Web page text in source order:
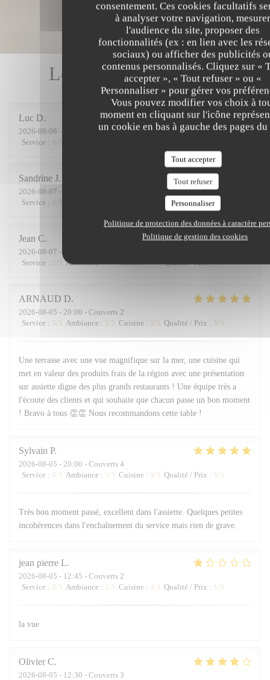
consentement. Ces cookies facultatifs
à analyser votre navigation, mesurer
l'audience du site, proposer des
fonctionnalités (ex : en lien avec les
sociaux) ou afficher des publicités
contenus personnalisés. Cliquez sur «
accepter », « Tout refuser » ou «
Personnaliser » pour gérer vos
Vous pouvez modifier vos choix à
moment en cliquant sur l'icône
un cookie en bas à gauche des pages
Tout accepter
Tout refuser
Personnaliser
Politique de protection des données à caractère
Politique de gestion des cookies
Les avis de nos clients
Luc D
2026-08-08 - 20:15 - Couverts 2
Service :
Sandrine J
2026-08-07 - 20:00 - Couverts 5
Service : Qualité / Prix: 4
Jean C
2026-08-07 - 19:30 - Couverts 3
Service : 2 /5 Ambiance: 4/5 Cuisine: 5/5 Qualité / Prix: 3/5
ARNAUD D
2026-08-05 - 20:00 - Couverts 2
Service : 5 /5 Ambiance : 5 /5 Cuisine : 5 /5 Qualité / Prix : 5 /5
Une terrasse avec une vue magnifique sur la mer, une cuisine qui
met en valeur des produits frais de la région avec une présentation
sur assiette digne des plus grands restaurants ! Une équipe très a
l'écoute des clients et qui souhaite que chacun passe un bon moment
! Bravo à tous 👏👏 Nous recommandons cette table !
Sylvain P
2026-08-05 - 20:00 - Couverts 4
Service : 4/5 Ambiance : 5/5 Cuisine : 5/5 Qualité / Prix : 5/5
Très bon moment passé, excellent dans l'assiette. Quelques petites
incohérences dans l'enchaînement du service mais rien de grave.
jean pierre L
2026-08-05 - 12:45 - Couverts 2
Service : 2 /5 Ambiance : 2 /5 Cuisine : 3/5 Qualité / Prix : 1 /5
la vue
Olivier C
2026-08-05 - 12:30 - Couverts 3